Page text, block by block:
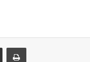
Compartir por correo electrónicoImprimir